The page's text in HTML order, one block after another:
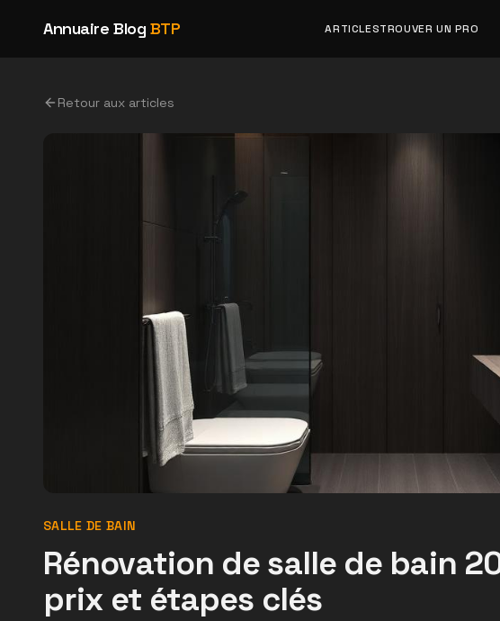
Annuaire Blog BTP ARTICLESTROUVER UN PRO
Retour aux articles
SALLE DE BAIN
Rénovation de salle de bain
prix et étapes clés